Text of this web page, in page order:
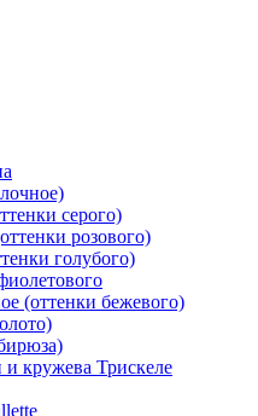
серого)
розового)
голубого)
(оттенки бежевого)
кружева Трискеле